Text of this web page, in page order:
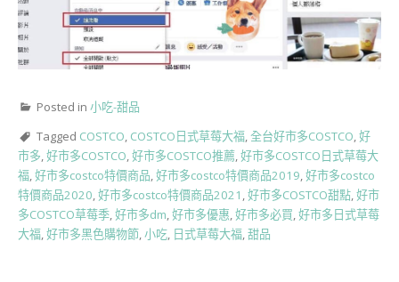
Posted in 小吃-甜品
Tagged COSTCO, COSTCO日式草莓大福,全台好市多COSTCO,好
市多,好市多COSTCO,好市多COSTCO推薦,好市多COSTCO日式草莓大
福,好市多costco特價商品,好市多costco特價商品2019,好市多costco
特價商品2020,好市多costco特價商品2021 ,好市多COSTCO甜點,好市
多COSTCO草莓季,好市多dm,好市多優惠,好市多必買,好市多日式草莓
大福,好市多黑色購物節,小吃, 日式草莓大福,甜品